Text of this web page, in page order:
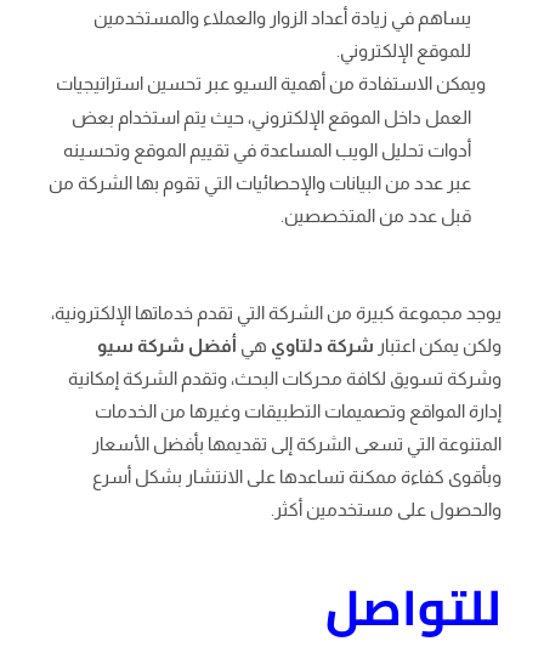
يساهم في زيادة أعداد الزوار والعملاء والمستخدمين
للموقع الإلكتروني.
ويمكن الاستفادة من أهمية السيو عبر تحسين استراتيجيات
العمل داخل الموقع الإلكتروني، حيث يتم استخدام بعض
أدوات تحليل الويب المساعدة في تقييم الموقع وتحسينه
عبر عدد من البيانات والإحصائيات التي تقوم بها الشركة من
قبل عدد من المتخصصين.
يوجد مجموعة كبيرة من الشركة التي تقدم خدماتها الإلكترونية،
ولكن يمكن اعتبار شركة دلتاوي هي أفضل شركة سيو
وشركة تسويق لكافة محركات البحث، وتقدم الشركة إمكانية
إدارة المواقع وتصميمات التطبيقات وغيرها من الخدمات
المتنوعة التي تسعى الشركة إلى تقديمها بأفضل الأسعار
وبأقوى كفاءة ممكنة تساعدها على الانتشار بشكل أسرع
والحصول على مستخدمين أكثر.
للتواصل